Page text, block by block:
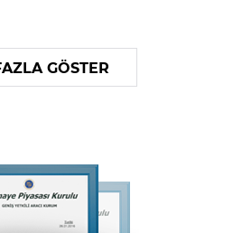
GÖSTER